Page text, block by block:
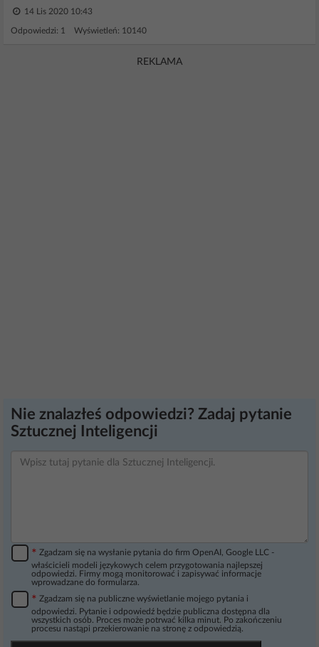
14 Lis 2020 10:43
Odpowiedzi: 1 Wyświetleń: 10140
REKLAMA
Nie znalazłeś odpowiedzi? Zadaj pytanie
Sztucznej Inteligencji
* Zgadzam się na wysłanie pytania do firm OpenAI, Google LLC -
właścicieli modeli językowych celem przygotowania najlepszej
odpowiedzi. Firmy mogą monitorować i zapisywać informacje
wprowadzane do formularza.
* Zgadzam się na publiczne wyświetlanie mojego pytania i
odpowiedzi. Pytanie i odpowiedź będzie publiczna dostępna dla
wszystkich osób. Proces może potrwać kilka minut. Po zakończeniu
procesu nastąpi przekierowanie na stronę z odpowiedzią.